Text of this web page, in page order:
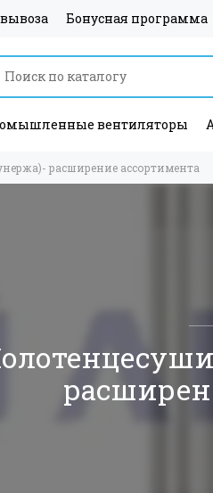
Бонусная программа
вентиляторы
расширение ассортимента